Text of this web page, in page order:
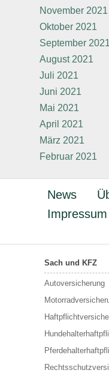
November 2021
Oktober 2021
September 2021
August 2021
Juli 2021
Juni 2021
Mai 2021
April 2021
März 2021
Februar 2021
News
Impressum
Sach und KFZ
Autoversicherung